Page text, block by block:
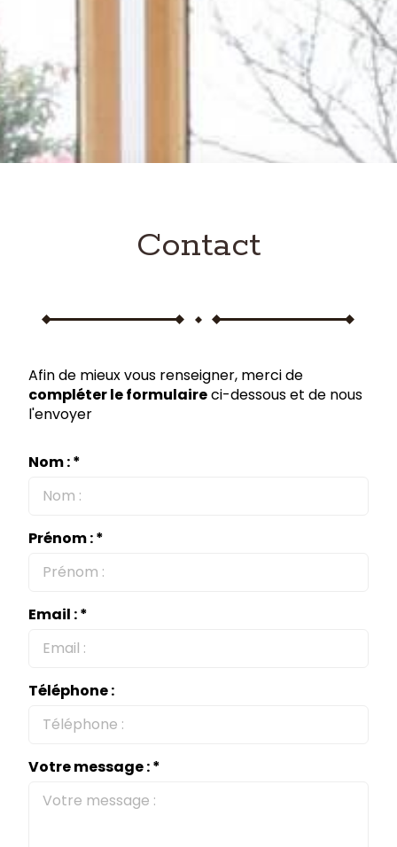
Contact
Afin de mieux vous renseigner, merci de
compléter le formulaireci-dessous et de nous
l'envoyer
Nom : *
Prénom : *
Email : *
Téléphone :
Votre message : *